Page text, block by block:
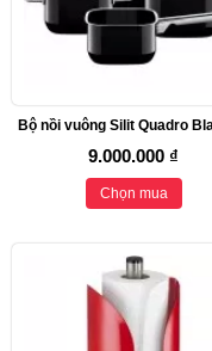
9.000.000 ₫
Chọn mua